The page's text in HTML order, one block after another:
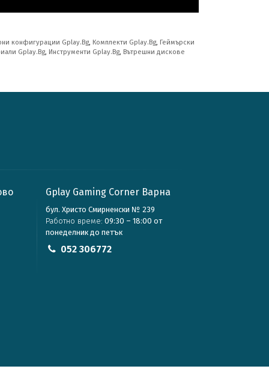
конфигурации Gplay.Bg, Комплекти Gplay.Bg, Геймърски
Gplay.Bg, Инструменти Gplay.Bg, Вътрешни дискове
Gplay Gaming Corner Варна
бул. Христо Смирненски № 239
Работно време: 09:30 – 18:00 от
понеделник до петък
052 306772